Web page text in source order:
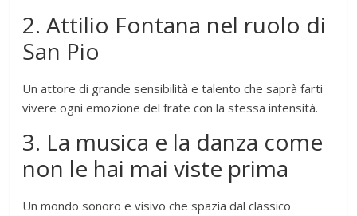
2. Attilio Fontana nel ruolo di
San Pio
Un attore di grande sensibilità e talento che saprà farti
vivere ogni emozione del frate con la stessa intensità.
3. La musica e la danza come
non le hai mai viste prima
Un mondo sonoro e visivo che spazia dal classico